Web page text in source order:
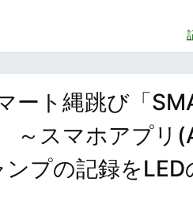
ート縄跳び「
～スマホアプリ
プの記録をLED